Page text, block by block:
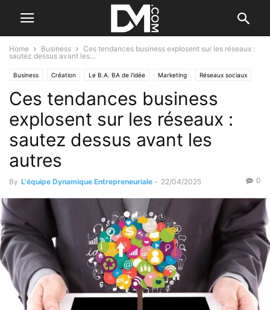
Home Business
Ces tendances business explosent sur les réseaux :
sautez dessus avant les...
Business Création Le B.A. BA de l'idée Marketing Réseaux sociaux
Tendance Trouver votre idée
Ces tendances business
explosent sur les réseaux :
sautez dessus avant les
autres
By L'équipe Dynamique Entrepreneuriale - 22/04/2025 0